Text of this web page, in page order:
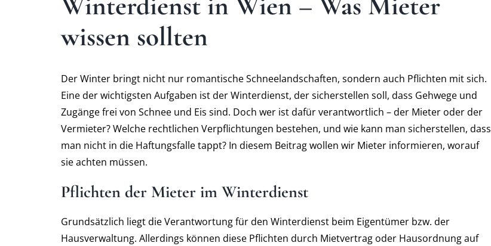
wissen sollten
Der Winter bringt nicht nur romantische Schneelandschaften, sondern auch Pflichten mit sich.
Eine der wichtigsten Aufgaben ist der Winterdienst, der sicherstellen soll, dass Gehwege und
Zugänge frei von Schnee und Eis sind. Doch wer ist dafür verantwortlich – der Mieter oder der
Vermieter? Welche rechtlichen Verpflichtungen bestehen, und wie kann man sicherstellen, dass
man nicht in die Haftungsfalle tappt? In diesem Beitrag wollen wir Mieter informieren, worauf
sie achten müssen.
Pflichten der Mieter im Winterdienst
Grundsätzlich liegt die Verantwortung für den Winterdienst beim Eigentümer bzw. der
Hausverwaltung. Allerdings können diese Pflichten durch Mietvertrag oder Hausordnung auf